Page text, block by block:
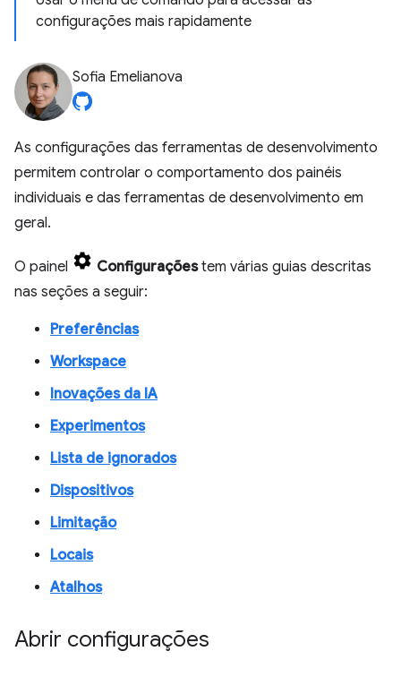
configurações mais rapidamente
Sofia Emelianova
As configurações das ferramentas de desenvolvimento
permitem controlar o comportamento dos painéis
individuais e das ferramentas de desenvolvimento em
geral.
O painel Configuraçõestem várias guias descritas
nas seções a seguir:
Preferências
Workspace
Inovações da IA
Experimentos
Lista de ignorados
Dispositivos
Limitação
Locais
Atalhos
Abrir configurações